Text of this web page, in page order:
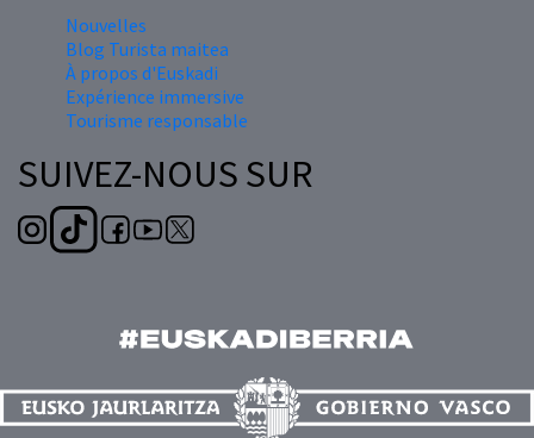
Nouvelles
Blog Turista maitea
À propos d'Euskadi
Expérience immersive
Tourisme responsable
SUIVEZ-NOUS SUR